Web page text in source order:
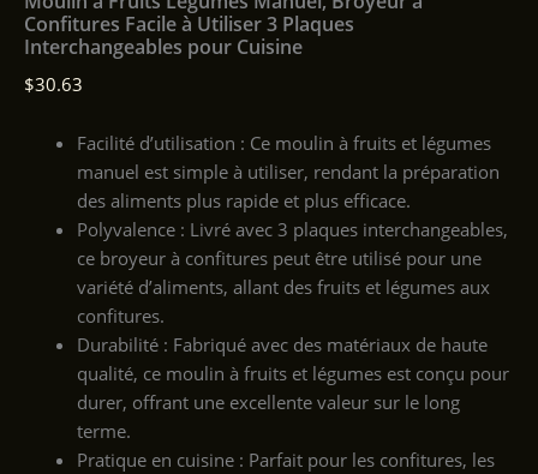
Confitures Facile à Utiliser 3 Plaques
Interchangeables pour Cuisine
$30.63
Facilité d’utilisation : Ce moulin à fruits et légumes
manuel est simple à utiliser, rendant la préparation
des aliments plus rapide et plus efficace.
Polyvalence : Livré avec 3 plaques interchangeables,
ce broyeur à confitures peut être utilisé pour une
variété d’aliments, allant des fruits et légumes aux
confitures.
Durabilité : Fabriqué avec des matériaux de haute
qualité, ce moulin à fruits et légumes est conçu pour
durer, offrant une excellente valeur sur le long
terme.
Pratique en cuisine : Parfait pour les confitures, les